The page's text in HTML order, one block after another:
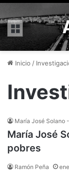
Menú
Inicio /
María José Solano
María José
pobres
Ramón Peña